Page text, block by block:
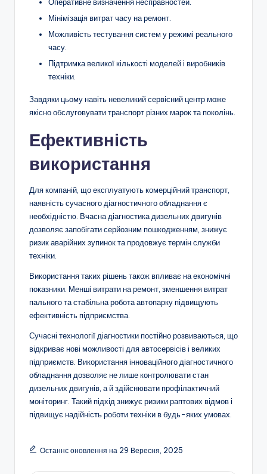
Мінімізація витрат часу на ремонт.
Можливість тестування систем у режимі реального
часу.
Підтримка великої кількості моделей і виробників
техніки.
Завдяки цьому навіть невеликий сервісний центр може
якісно обслуговувати транспорт різних марок та поколінь.
Ефективність
використання
Для компаній, що експлуатують комерційний транспорт,
наявність сучасного діагностичного обладнання є
необхідністю. Вчасна діагностика дизельних двигунів
дозволяє запобігати серйозним пошкодженням, знижує
ризик аварійних зупинок та продовжує термін служби
техніки.
Використання таких рішень також впливає на економічні
показники. Менші витрати на ремонт, зменшення витрат
пального та стабільна робота автопарку підвищують
ефективність підприємства.
Сучасні технології діагностики постійно розвиваються, що
відкриває нові можливості для автосервісів і великих
підприємств. Використання інноваційного діагностичного
обладнання дозволяє не лише контролювати стан
дизельних двигунів, а й здійснювати профілактичний
моніторинг. Такий підхід знижує ризики раптових відмов і
підвищує надійність роботи техніки в будь-яких умовах.
Останнє оновлення на 29 Вересня, 2025